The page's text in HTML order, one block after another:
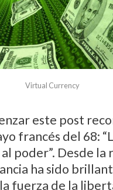
Virtual Currency
este post
francés del 68:
poder”. Desde la
ha sido
fuerza de la